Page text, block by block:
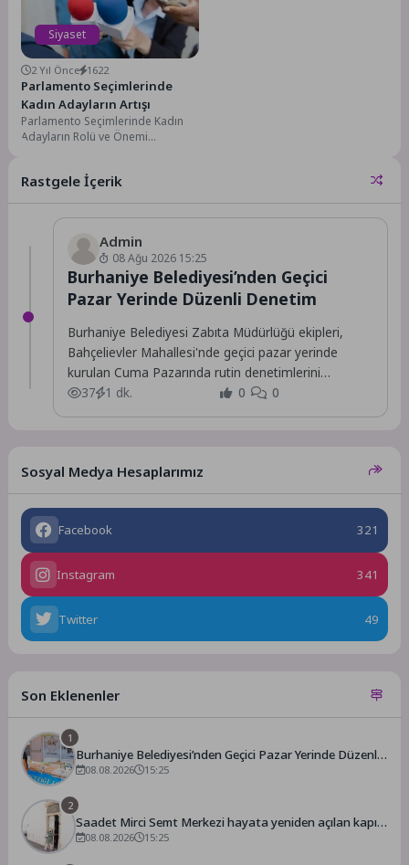
Siyaset
2 Yıl Önce 1622
Parlamento Seçimlerinde
Kadın Adayların Artışı
Parlamento Seçimlerinde Kadın
Adayların Rolü ve Önemi
süreçlerin sağlıklı...
Rastgele İçerik
Admin
08 Ağu 2026 15:25
Burhaniye Belediyesi’nden Geçici
Pazar Yerinde Düzenli Denetim
Burhaniye Belediyesi Zabıta Müdürlüğü ekipleri,
Bahçelievler Mahallesi'nde geçici pazar yerinde
kurulan Cuma Pazarında rutin denetimlerini
sürdürüyor.
37 1 dk. 0 0
Sosyal Medya Hesaplarımız
Facebook 321
Instagram 341
Twitter 49
Son Eklenenler
1
Burhaniye Belediyesi’nden Geçici Pazar Yerinde Düzenli
Denetim
08.08.2026 15:25
2
Saadet Mirci Semt Merkezi hayata yeniden açılan kapısı
oldu
08.08.2026 15:25